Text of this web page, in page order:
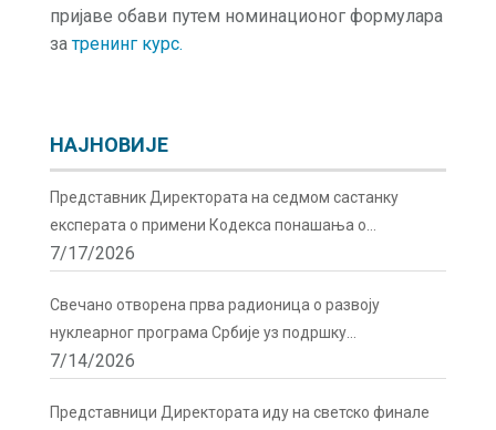
пријаве обави путем номинационог формулара
затренинг курс.
НАЈНОВИЈЕ
Представник Директората на седмом састанку
експерата о примени Кодекса понашања о
сигурности и безбедности радиоактивних извора у
7/17/2026
Свечано отворена прва радионица о развоју
нуклеарног програма Србије уз подршку
Директората
7/14/2026
Представници Директората иду на светско финале